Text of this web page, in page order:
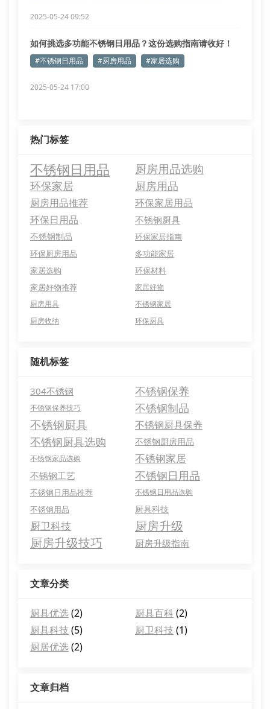
2025-05-24 09:52
如何挑选多功能不锈钢日用品？这份选购指南请收好！
#不锈钢日用品 #厨房用品 #家居选购
2025-05-24 17:00
热门标签
不锈钢日用品 厨房用品选购
环保家居 厨房用品
厨房用品推荐
环保家居用品
环保日用品
不锈钢厨具
不锈钢制品
环保家居指南
环保厨房用品
多功能家居
家居选购
环保材料
家居好物推荐
家居好物
厨房用具
不锈钢家居
厨房收纳
环保厨具
随机标签
304不锈钢 不锈钢保养
不锈钢保养技巧 不锈钢制品
不锈钢厨具 不锈钢厨具保养
不锈钢厨具选购 不锈钢厨房用品
不锈钢家品选购 不锈钢家居
不锈钢工艺 不锈钢日用品
不锈钢日用品推荐 不锈钢日用品选购
不锈钢用品 厨具科技
厨卫科技
厨房升级
厨房升级技巧
厨房升级指南
文章分类
厨具优选(2) 厨具百科(2)
厨具科技 (5) 厨卫科技 (1)
厨居优选(2)
文章归档